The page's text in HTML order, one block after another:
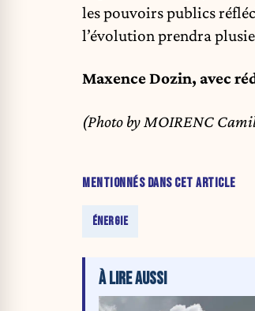
les pouvoirs publics
l’évolution prendra
Maxence Dozin, avec
(Photo by MOIRENC
MENTIONNÉS DANS CET ARTICLE
ÉNERGIE
À LIRE AUSSI